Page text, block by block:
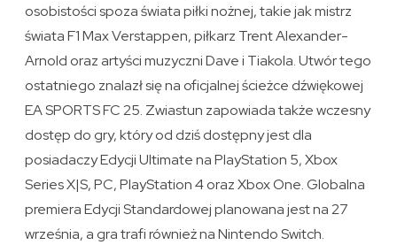
osobistości spoza świata piłki nożnej, takie jak mistrz
świata F1 Max Verstappen, piłkarz Trent Alexander-
Arnold oraz artyści muzyczni Dave i Tiakola. Utwór tego
ostatniego znalazł się na oficjalnej ścieżce dźwiękowej
EA SPORTS FC 25. Zwiastun zapowiada także wczesny
dostęp do gry, który od dziś dostępny jest dla
posiadaczy Edycji Ultimate na PlayStation 5, Xbox
Series X|S, PC, PlayStation 4 oraz Xbox One. Globalna
premiera Edycji Standardowej planowana jest na 27
września, a gra trafi również na Nintendo Switch.